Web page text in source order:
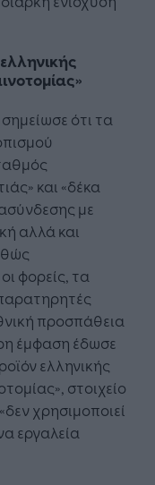
ότι τα
και «δέκα
με
αλλά και
φορείς, τα
προσπάθεια
έμφαση έδωσε
ελληνικής
στοιχείο
χρησιμοποιεί
εργαλεία